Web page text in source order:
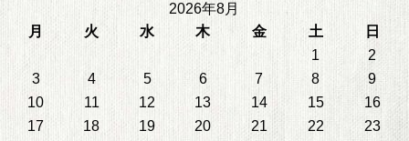
2026年8月
月
火 水 木 金 土
日
1
2
3
4 5 6 7 8
9
10
11 12 13 14 15
16
17
18 19 20 21 22
23